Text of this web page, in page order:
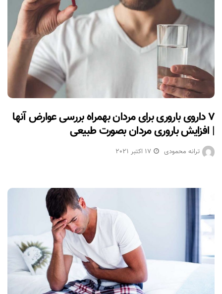
۷ داروی باروری برای مردان بهمراه بررسی عوارض آنها
| افزایش باروری مردان بصورت طبیعی
ترانه محمودی 17 اکتبر 2021